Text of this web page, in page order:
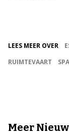
LEES MEER OVER
RUIMTEVAART
Meer